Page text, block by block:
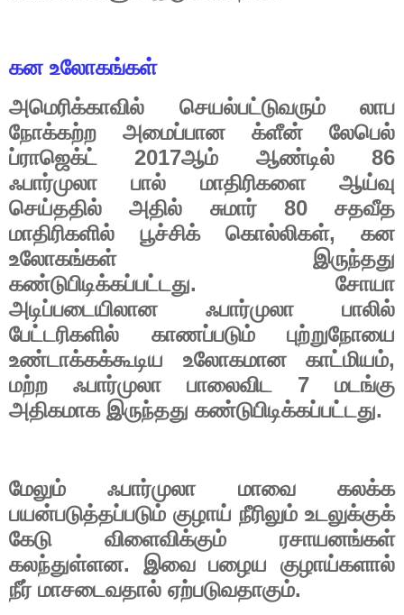
கன உலோகங்கள்
அமெரிக்காவில்
செயல்பட்டுவரும்
லாப
நோக்கற்ற
அமைப்பான க்ளீன்
லேபெல்
ப்ராஜெக்ட் 2017ஆம் ஆண்டில்86
ஃபார்முலா பால் மாதிரிகளை
ஆய்வு
செய்ததில்
அதில் சுமார்80 சதவீத
மாதிரிகளில்
பூச்சிக் கொல்லிகள், கன
உலோகங்கள்
இருந்தது
கண்டுபிடிக்கப்பட்டது. சோயா
அடிப்படையிலான
ஃபார்முலா
பாலில்
பேட்டரிகளில்
காணப்படும்
புற்றுநோயை
உண்டாக்கக்கூடிய
உலோகமான காட்மியம்,
மற்ற ஃபார்முலா பாலைவிட 7 மடங்கு
அதிகமாக இருந்தது கண்டுபிடிக்கப்பட்டது.
மேலும் ஃபார்முலா மாவை
கலக்க
பயன்படுத்தப்படும் குழாய் நீரிலும் உடலுக்குக்
கேடு
விளைவிக்கும்
ரசாயனங்கள்
கலந்துள்ளன. இவை பழைய
குழாய்களால்
நீர் மாசடைவதால் ஏற்படுவதாகும்.